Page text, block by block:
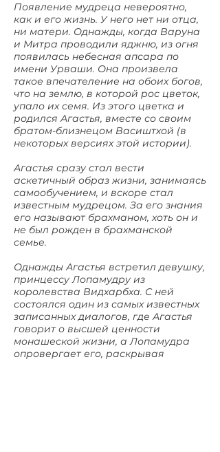
Появление мудреца невероятно,
как и его жизнь. У него нет ни отца,
ни матери. Однажды, когда Варуна
и Митра проводили яджню, из огня
появилась небесная апсара по
имени Урваши. Она произвела
такое впечателение на обоих богов,
что на землю, в которой рос цветок,
упало их семя. Из этого цветка и
родился Агастья, вместе со своим
братом-близнецом Васиштхой (в
некоторых версиях этой истории).
Агастья сразу стал вести
аскетичный образ жизни, занимаясь
самообучением, и вскоре стал
известным мудрецом. За его знания
его называют брахманом, хоть он и
не был рожден в брахманской
семье.
Однажды Агастья встретил девушку,
принцессу Лопамудру из
королевства Видхарбха. С ней
состоялся один из самых известных
записанных диалогов, где Агастья
говорит о высшей ценности
монашеской жизни, а Лопамудра
опровергает его, раскрывая